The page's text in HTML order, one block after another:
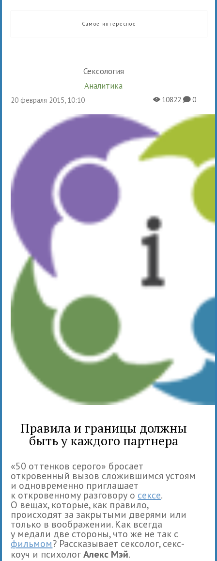
Самое интересное
Сексология
Аналитика
20 февраля 2015, 10:10 X10822K0
Правила и границы должны
быть у каждого партнера
«50 оттенков серого» бросает
откровенный вызов сложившимся устоям
и одновременно приглашает
к откровенному разговору о сексе.
О вещах, которые, как правило,
происходят за закрытыми дверями или
только в воображении. Как всегда
у медали две стороны, что же не так с
фильмом? Рассказывает сексолог, секс-
коуч и психологАлекс Мэй.